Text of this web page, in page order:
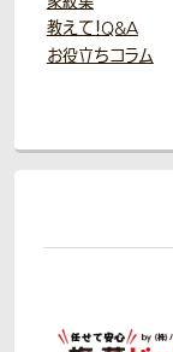
教えて！Q&A
お役立ちコラム